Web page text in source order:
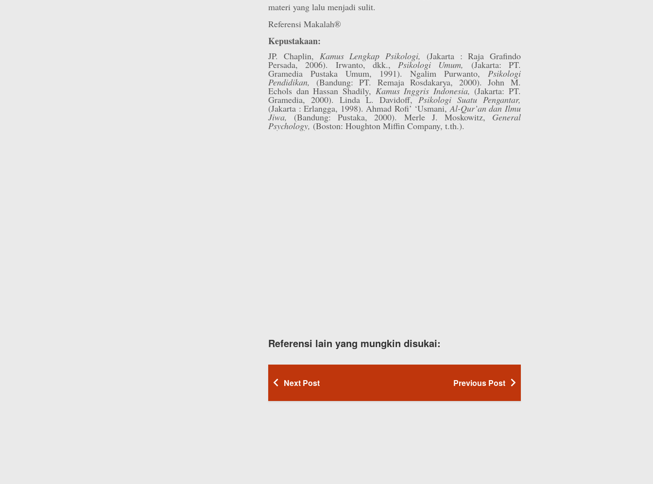
materi yang lalu menjadi sulit.
Referensi Makalah®
Kepustakaan:
JP. Chaplin, Kamus Lengkap Psikologi, (Jakarta : Raja Grafindo
Persada, 2006). Irwanto, dkk., Psikologi Umum, (Jakarta: PT.
Gramedia Pustaka Umum, 1991). Ngalim Purwanto, Psikologi
Pendidikan, (Bandung: PT. Remaja Rosdakarya, 2000). John M.
Echols dan Hassan Shadily, Kamus Inggris Indonesia, (Jakarta: PT.
Gramedia, 2000). Linda L. Davidoff,Psikologi Suatu Pengantar,
(Jakarta : Erlangga, 1998). Ahmad Rofi’ ‘Usmani,Al-Qur’an dan Ilmu
Jiwa, (Bandung: Pustaka, 2000). Merle J. Moskowitz, General
Psychology, (Boston: Houghton Miffin Company, t.th.).
Referensi lain yang mungkin disukai:
Next Post Previous Post